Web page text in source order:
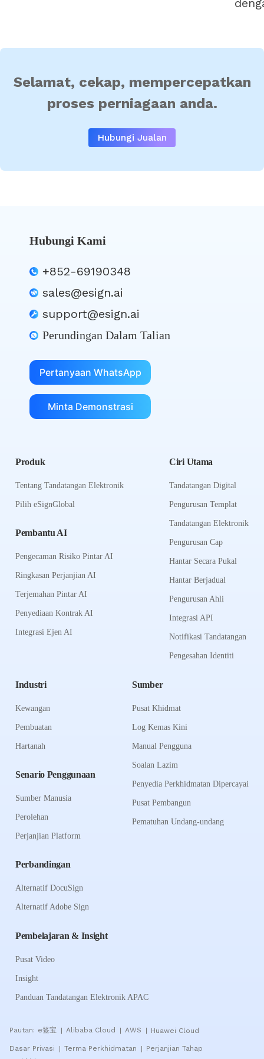
Selamat, cekap, mempercepatkan
proses perniagaan anda.
Hubungi Jualan
Hubungi Kami
+852-69190348
sales@esign.ai
support@esign.ai
Perundingan Dalam Talian
Pertanyaan WhatsApp
Minta Demonstrasi
Produk
Tentang Tandatangan Elektronik
Pilih eSignGlobal
Pembantu AI
Pengecaman Risiko Pintar AI
Ringkasan Perjanjian AI
Terjemahan Pintar AI
Penyediaan Kontrak AI
Integrasi Ejen AI
Ciri Utama
Tandatangan Digital
Pengurusan Templat
Tandatangan Elektronik
Pengurusan Cap
Hantar Secara Pukal
Hantar Berjadual
Pengurusan Ahli
Integrasi API
Notifikasi Tandatangan
Pengesahan Identiti
Industri
Kewangan
Pembuatan
Hartanah
Senario Penggunaan
Sumber Manusia
Perolehan
Perjanjian Platform
Perbandingan
Alternatif DocuSign
Alternatif Adobe Sign
Sumber
Pusat Khidmat
Log Kemas Kini
Manual Pengguna
Soalan Lazim
Penyedia Perkhidmatan Dipercayai
Pusat Pembangun
Pematuhan Undang-undang
Pembelajaran & Insight
Pusat Video
Insight
Panduan Tandatangan Elektronik APAC
Pautan: e签宝 Alibaba Cloud AWS Huawei Cloud
Dasar Privasi | Terma Perkhidmatan | Perjanjian Tahap